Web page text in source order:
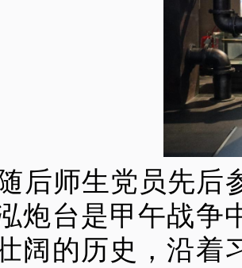
随后师生党员先后
炮台是甲午战争
阔的历史，沿着